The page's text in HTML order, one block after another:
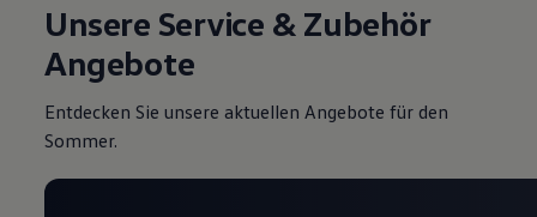
Unsere Service & Zubehör
Angebote
Entdecken Sie unsere aktuellen Angebote für den
Sommer.